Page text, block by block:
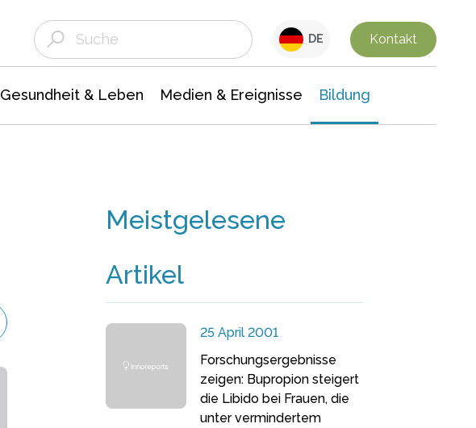
DE Kontakt
Gesundheit & Leben Medien & Ereignisse Bildung
Meistgelesene
Artikel
25 April 2001
Forschungsergebnisse
zeigen: Bupropion steigert
die Libido bei Frauen, die
unter vermindertem